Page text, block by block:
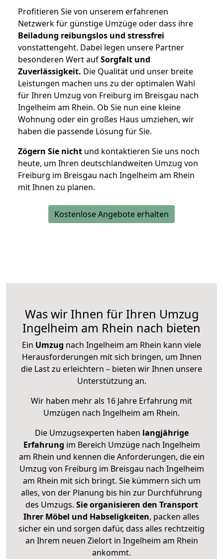
Profitieren Sie von unserem erfahrenen
Netzwerk für günstige Umzüge oder dass ihre
Beiladung reibungslos und stressfrei
vonstattengeht. Dabei legen unsere Partner
besonderen Wert aufSorgfalt und
Zuverlässigkeit. Die Qualität und unser breite
Leistungen machen uns zu der optimalen Wahl
für Ihren Umzug von Freiburg im Breisgau nach
Ingelheim am Rhein. Ob Sie nun eine kleine
Wohnung oder ein großes Haus umziehen, wir
haben die passende Lösung für Sie.
Zögern Sie nicht und kontaktieren Sie uns noch
heute, um Ihren deutschlandweiten Umzug von
Freiburg im Breisgau nach Ingelheim am Rhein
mit Ihnen zu planen.
Kostenlose Angebote erhalten
Was wir Ihnen für Ihren Umzug
Ingelheim am Rhein nach bieten
Ein Umzug nach Ingelheim am Rhein kann viele
Herausforderungen mit sich bringen, um Ihnen
die Last zu erleichtern – bieten wir Ihnen unsere
Unterstützung an.
Wir haben mehr als 16 Jahre Erfahrung mit
Umzügen nach Ingelheim am Rhein.
Die Umzugsexperten haben langjährige
Erfahrung im Bereich Umzüge nach Ingelheim
am Rhein und kennen die Anforderungen, die ein
Umzug von Freiburg im Breisgau nach Ingelheim
am Rhein mit sich bringt. Sie kümmern sich um
alles, von der Planung bis hin zur Durchführung
des Umzugs. Sie organisieren den Transport
Ihrer Möbel und Habseligkeiten, packen alles
sicher ein und sorgen dafür, dass alles rechtzeitig
an Ihrem neuen Zielort in Ingelheim am Rhein
ankommt.